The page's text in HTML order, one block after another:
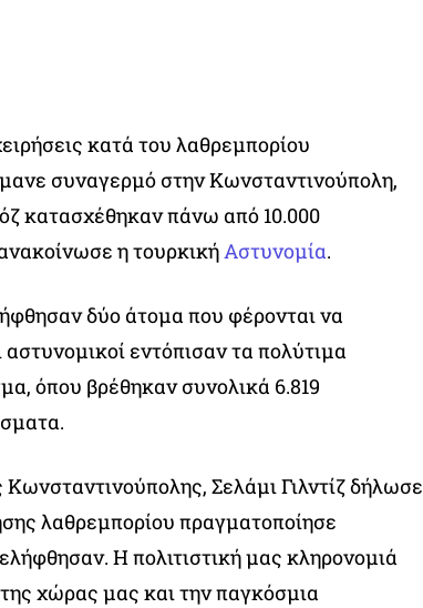
κατά του λαθρεμπορίου
συναγερμό στην Κωνσταντινούπολη,
κατασχέθηκαν πάνω από 10.000
η τουρκικήΑστυνομία.
δύο άτομα που φέρονται να
εντόπισαν τα πολύτιμα
όπου βρέθηκαν συνολικά 6.819
Σελάμι Γιλντίζ δήλωσε
λαθρεμπορίου πραγματοποίησε
Η πολιτιστική μας κληρονομιά
χώρας μας και την παγκόσμια